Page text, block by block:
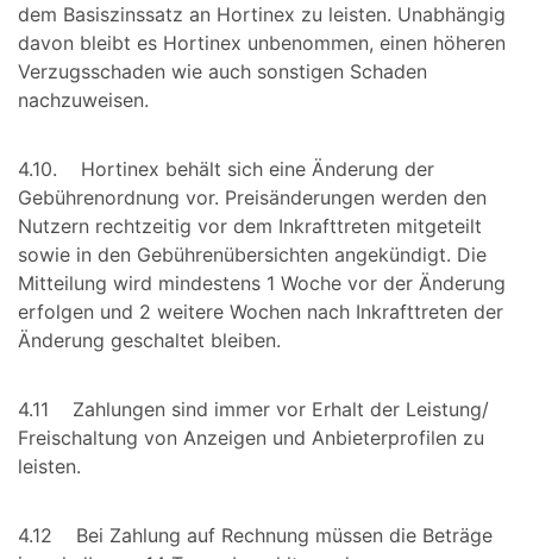
dem Basiszinssatz an Hortinex zu leisten. Unabhängig
davon bleibt es Hortinex unbenommen, einen höheren
Verzugsschaden wie auch sonstigen Schaden
nachzuweisen.
4.10. Hortinex behält sich eine Änderung der
Gebührenordnung vor. Preisänderungen werden den
Nutzern rechtzeitig vor dem Inkrafttreten mitgeteilt
sowie in den Gebührenübersichten angekündigt. Die
Mitteilung wird mindestens 1 Woche vor der Änderung
erfolgen und 2 weitere Wochen nach Inkrafttreten der
Änderung geschaltet bleiben.
4.11 Zahlungen sind immer vor Erhalt der Leistung/
Freischaltung von Anzeigen und Anbieterprofilen zu
leisten.
4.12 Bei Zahlung auf Rechnung müssen die Beträge